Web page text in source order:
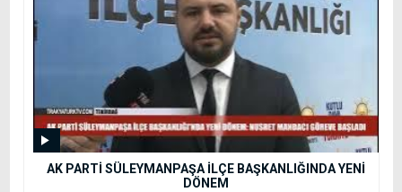
AK PARTİ SÜLEYMANPAŞA İLÇE BAŞKANLIĞINDA YENİ
DÖNEM